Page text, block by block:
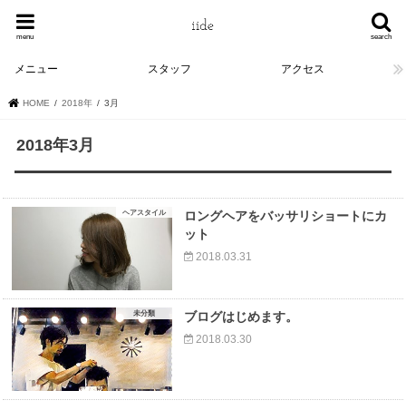
search
menu
メニュー スタッフ アクセス
HOME 2018年 3月
2018年3月
ヘアスタイル
ロングヘアをバッサリショートにカ
ット
2018.03.31
未分類 ブログはじめます。
2018.03.30